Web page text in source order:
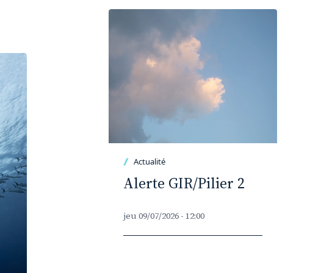
Actualité
Alerte GIR/Pilier 2
jeu 09/07/2026 - 12:00